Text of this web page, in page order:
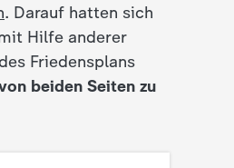
. Darauf hatten sich
Hilfe anderer
Friedensplans
beiden Seiten zu